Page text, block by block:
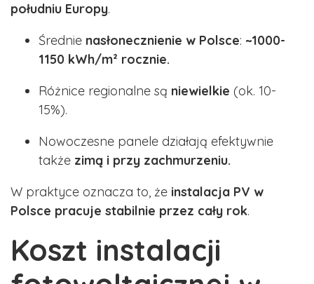
południu Europy.
Średnie nasłonecznienie w Polsce: ~1000-
1150 kWh/m² rocznie.
Różnice regionalne są niewielkie (ok. 10-
15%).
Nowoczesne panele działają efektywnie
także zimą i przy zachmurzeniu.
W praktyce oznacza to, że instalacja PV w
Polsce pracuje stabilnie przez cały rok.
Koszt instalacji